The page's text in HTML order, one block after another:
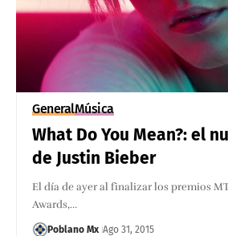
GeneralMúsica
What Do You Mean?: el
de Justin Bieber
El día de ayer al finalizar los premios
Awards,…
Poblano Mx Ago 31, 2015